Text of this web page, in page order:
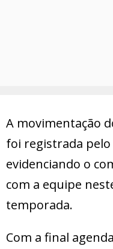
A movimentação
foi registrada
evidenciando o
com a equipe
temporada.
Com a final